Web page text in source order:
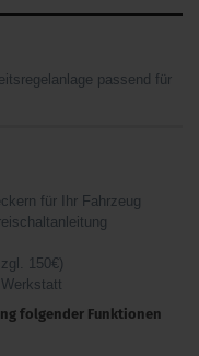
passend für
für Ihr Fahrzeug
150€)
folgender Funktionen